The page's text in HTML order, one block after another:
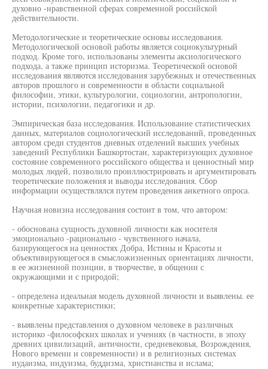
духовно -нравственной сферах современной российской
действительности.
Методологические и теоретические основы исследования.
Методологической основой работы является социокультурный
подход. Кроме того, использованы элементы аксиологического
подхода, а также принцип историзма. Теоретической основой
исследования являются исследования зарубежных и отечественных
авторов прошлого и современности в области социальной
философии, этики, культурологии, социологии, антропологии,
истории, психологии, педагогики и др.
Эмпирическая база исследования. Использование статистических
данных, материалов социологический исследований, проведенных
автором среди студентов дневных отделений высших учебных
заведений Республики Башкортостан, характеризующих духовное
состояние современного российского общества и ценностный мир
молодых людей, позволило проиллюстрировать и аргументировать
теоретические положения и выводы исследования. Сбор
информации осуществлялся путем проведения анкетного опроса.
Научная новизна исследования состоит в том, что автором:
- обоснована сущность духовной личности как носителя
эмоционально -рационально - чувственного начала,
базирующегося на ценностях Добра, Истины и Красоты и
объективирующегося в смысложизненных ориентациях личности,
в ее жизненной позиции, в творчестве, в общении с
окружающими и с природой;
- определена идеальная модель духовной личности и выявлены. ее
конкретные характеристики;
- выявлены представления о духовном человеке в различных
историко -философских школах и учениях (в частности, в эпоху
древних цивилизаций, античности, средневековья, Возрождения,
Нового времени и современности) и в религиозных системах
иудаизма, индуизма, буддизма, христианства и ислама;